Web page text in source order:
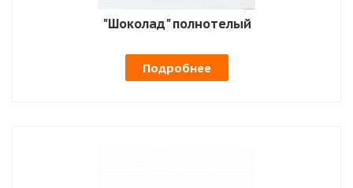
"Шоколад" полнотелый
Подробнее